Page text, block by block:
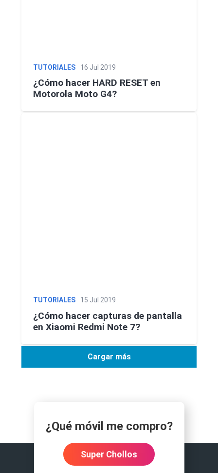
TUTORIALES 16 Jul 2019
¿Cómo hacer HARD RESET en
Motorola Moto G4?
TUTORIALES 15 Jul 2019
¿Cómo hacer capturas de pantalla
en Xiaomi Redmi Note 7?
Cargar más
¿Qué móvil me compro?
Super Chollos